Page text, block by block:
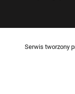
Serwis tworzony